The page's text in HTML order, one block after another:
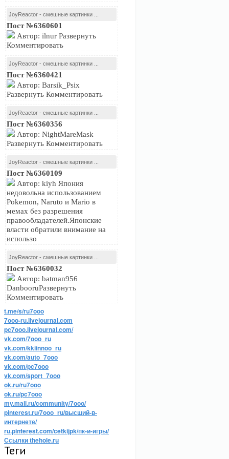
JoyReactor - смешные картинки ...
Пост №6360601
Автор: ilnur Развернуть
Комментировать
JoyReactor - смешные картинки ...
Пост №6360421
Автор: Barsik_Psix
Развернуть Комментировать
JoyReactor - смешные картинки ...
Пост №6360356
Автор: NightMareMask
Развернуть Комментировать
JoyReactor - смешные картинки ...
Пост №6360109
Автор: kiyh Япония
недовольна использованием
Pokemon, Naruto и Mario в
мемах без разрешения
правообладателей.Японские
власти обратили внимание на
использо
JoyReactor - смешные картинки ...
Пост №6360032
Автор: batman956
DanbooruРазвернуть
Комментировать
t.me/s/ru7ooo
7ooo-ru.livejournal.com
pc7ooo.livejournal.com/
vk.com/7ooo_ru
vk.com/kkiinnoo_ru
vk.com/auto_7ooo
vk.com/pc7ooo
vk.com/sport_7ooo
ok.ru/ru7ooo
ok.ru/pc7ooo
my.mail.ru/community/7ooo/
pinterest.ru/7ooo_ru/высший-в-
интернете/
ru.pinterest.com/cetkijpk/пк-и-игры/
Ссылки thehole.ru
Теги